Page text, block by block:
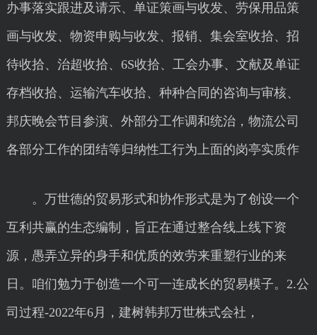
办事落实跟进及请示、单证策画与收发、劳保用品策
画与收发、物资申购与收发、报销、集会室收拾、招
待收拾、治超收拾、6S收拾、工会办事、文献及单证
存档收拾、运输汽车收拾、种种合同的咨询与审核、
邦庆晚会节目参演、外部分工作调和统治，物流公司
各部分工作的团结等归纳性工行为上面的岗亭实质作
。万世德的贸易形式和协作形式是为了创设一个
互利共赢的生态编制，旨正在通过整合线上线下资
源，愚弄立异的身手和优质的效劳来重塑行业的来
日。咱们勉力于创造一个可一连成长的贸易模子。2.公
司过程-2022年6月，建树韩邦万世株式会社，